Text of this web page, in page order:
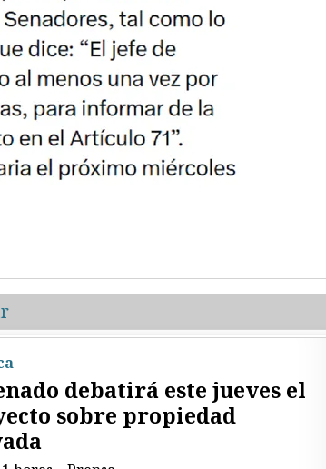
debatirá este jueves el
sobre propiedad